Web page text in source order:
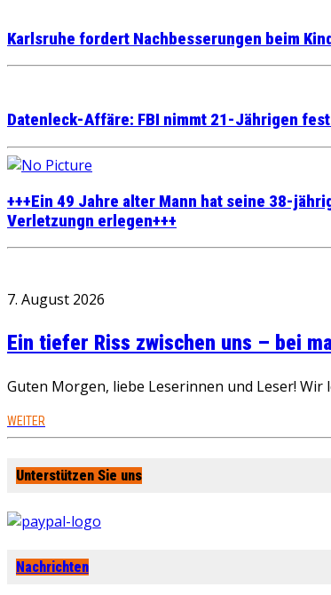
Karlsruhe fordert Nachbesserungen beim
Datenleck-Affäre: FBI nimmt 21-Jährigen
+++Ein 49 Jahre alter Mann hat seine 38-
Verletzungn erlegen+++
7. August 2026
Ein tiefer Riss zwischen uns – bei
Guten Morgen, liebe Leserinnen und Leser!
WEITER
Unterstützen Sie uns
Nachrichten